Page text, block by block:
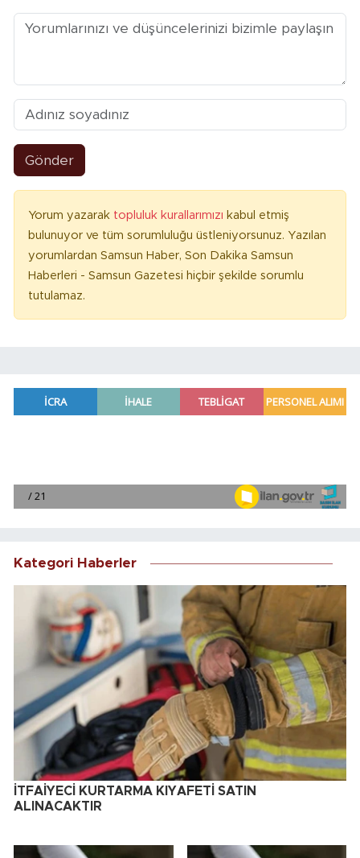
Gönder
Yorum yazarak topluluk kurallarımızı kabul etmiş
bulunuyor ve tüm sorumluluğu üstleniyorsunuz. Yazılan
yorumlardan Samsun Haber, Son Dakika Samsun
Haberleri - Samsun Gazetesi hiçbir şekilde sorumlu
tutulamaz.
Kategori Haberler
İTFAİYECİ KURTARMA KIYAFETİ SATIN
ALINACAKTIR